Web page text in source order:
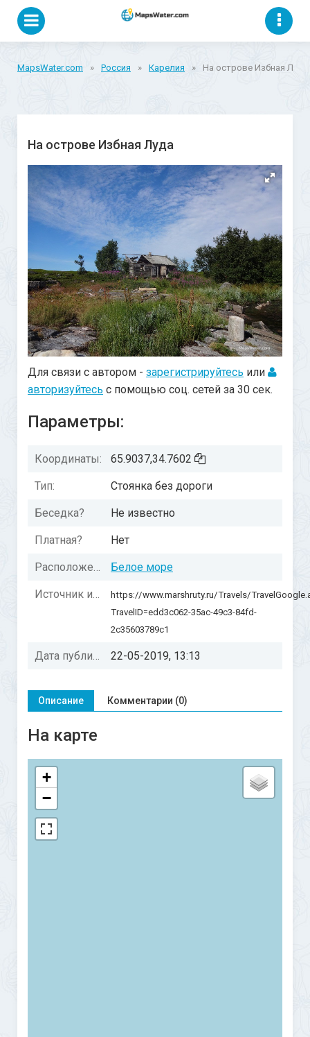
MapsWater.com » Россия » Карелия » На острове Избная Луда
На острове Избная Луда
Для связи с автором - зарегистрируйтесь или
авторизуйтесь с помощью соц. сетей за 30 сек.
Параметры:
Координаты: 65.9037,34.7602
Тип: Стоянка без дороги
Беседка? Не известно
Платная? Нет
Расположение: Белое море
Источник информации:
https://www.marshruty.ru/Travels/
TravelID=edd3c062-35ac-49c3-84fd-
2c35603789c1
Дата публикации: 22-05-2019, 13:13
Описание Комментарии (0)
На карте
+
−